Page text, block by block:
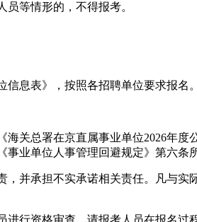
等情形的，不得报考。
息表》，按照各招聘单位要求报名。
关总署在京直属事业单位2026年
业单位人事管理回避规定》第六条
并承担不实承诺相关责任。凡与
行资格审查。请报考人员在报名